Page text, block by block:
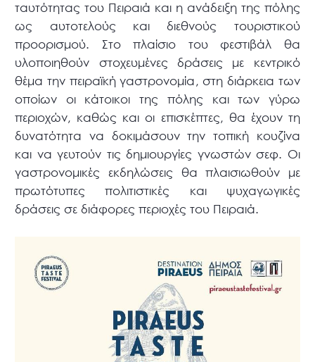
ταυτότητας του Πειραιά και η ανάδειξη της πόλης
ως αυτοτελούς και διεθνούς τουριστικού
προορισμού. Στο πλαίσιο του φεστιβάλ θα
υλοποιηθούν στοχευμένες δράσεις με κεντρικό
θέμα την πειραϊκή γαστρονομία, στη διάρκεια των
οποίων οι κάτοικοι της πόλης και των γύρω
περιοχών, καθώς και οι επισκέπτες, θα έχουν τη
δυνατότητα να δοκιμάσουν την τοπική κουζίνα
και να γευτούν τις δημιουργίες γνωστών σεφ. Οι
γαστρονομικές εκδηλώσεις θα πλαισιωθούν με
πρωτότυπες πολιτιστικές και ψυχαγωγικές
δράσεις σε διάφορες περιοχές του Πειραιά.